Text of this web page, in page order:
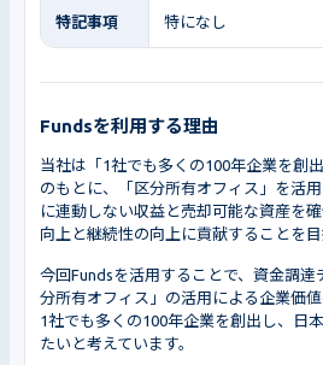
特記事項 特になし
Fundsを利用する理由
当社は「1社でも多くの100年企業を創
のもとに、「区分所有オフィス」を活
に連動しない収益と売却可能な資産を
向上と継続性の向上に貢献することを目
今回Fundsを活用することで、資金調
分所有オフィス」の活用による企業価値
1社でも多くの100年企業を創出し、日
たいと考えています。